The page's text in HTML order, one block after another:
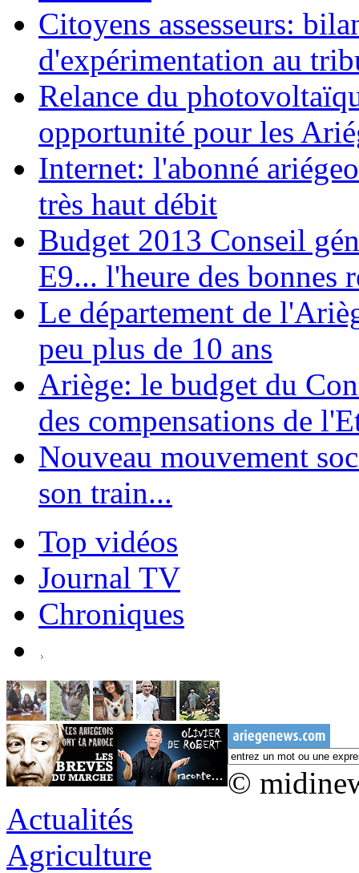
Citoyens assesseurs:
d'expérimentation au
Relance du
opportunité pour les
Internet: l'abonné
très haut débit
Budget 2013 Conseil
E9... l'heure des bonnes
Le département de
peu plus de 10 ans
Ariège: le budget du
des compensations de
Nouveau mouvement
son train...
Top vidéos
Journal TV
Chroniques
©
Actualités
Agriculture